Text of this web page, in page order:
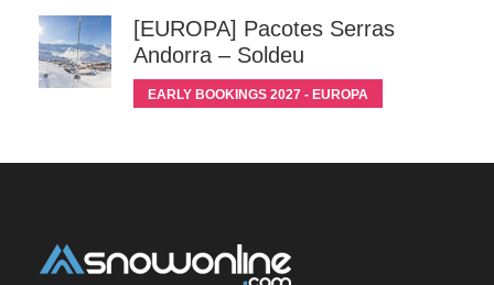
[EUROPA] Pacotes Serras
Andorra – Soldeu
EARLY BOOKINGS 2027 - EUROPA